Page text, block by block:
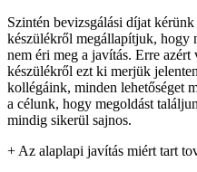
Szintén bevizsgálási díjat
készülékről megállapítjuk, hogy
nem éri meg a javítás. Erre
készülékről ezt ki merjük
kollégáink, minden lehetőséget
a célunk, hogy megoldást
mindig sikerül sajnos.
+ Az alaplapi javítás miért tart